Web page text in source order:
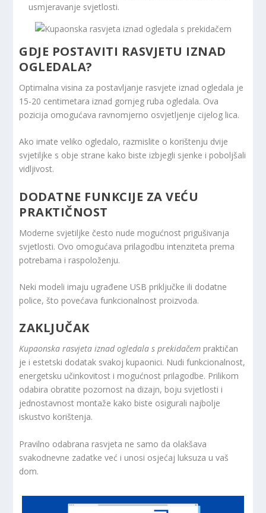
usmjeravanje svjetlosti.
GDJE POSTAVITI RASVJETU IZNAD
OGLEDALA?
Optimalna visina za postavljanje rasvjete iznad ogledala je
15-20 centimetara iznad gornjeg ruba ogledala. Ova
pozicija omogućava ravnomjerno osvjetljenje cijelog lica.
Ako imate veliko ogledalo, razmislite o korištenju dvije
svjetiljke s obje strane kako biste izbjegli sjenke i poboljšali
vidljivost.
DODATNE FUNKCIJE ZA VEĆU
PRAKTIČNOST
Moderne svjetiljke često nude mogućnost prigušivanja
svjetlosti. Ovo omogućava prilagodbu intenziteta prema
potrebama i raspoloženju.
Neki modeli imaju ugrađene USB priključke ili dodatne
police, što povećava funkcionalnost proizvoda.
ZAKLJUČAK
Kupaonska rasvjeta iznad ogledala s prekidačem praktičan
je i estetski dodatak svakoj kupaonici. Nudi funkcionalnost,
energetsku učinkovitost i mogućnost prilagodbe. Prilikom
odabira obratite pozornost na dizajn, boju svjetlosti i
jednostavnost montaže kako biste osigurali najbolje
iskustvo korištenja.
Pravilno odabrana rasvjeta ne samo da olakšava
svakodnevne zadatke već i unosi osjećaj luksuza u vaš
dom.